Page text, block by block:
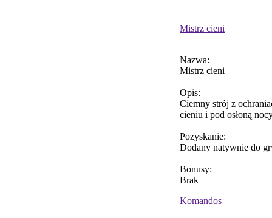
Mistrz cieni
Nazwa:
Mistrz cieni
Opis:
Ciemny strój z
cieniu i pod osłoną
Pozyskanie:
Dodany natywnie do
Bonusy:
Brak
Komandos